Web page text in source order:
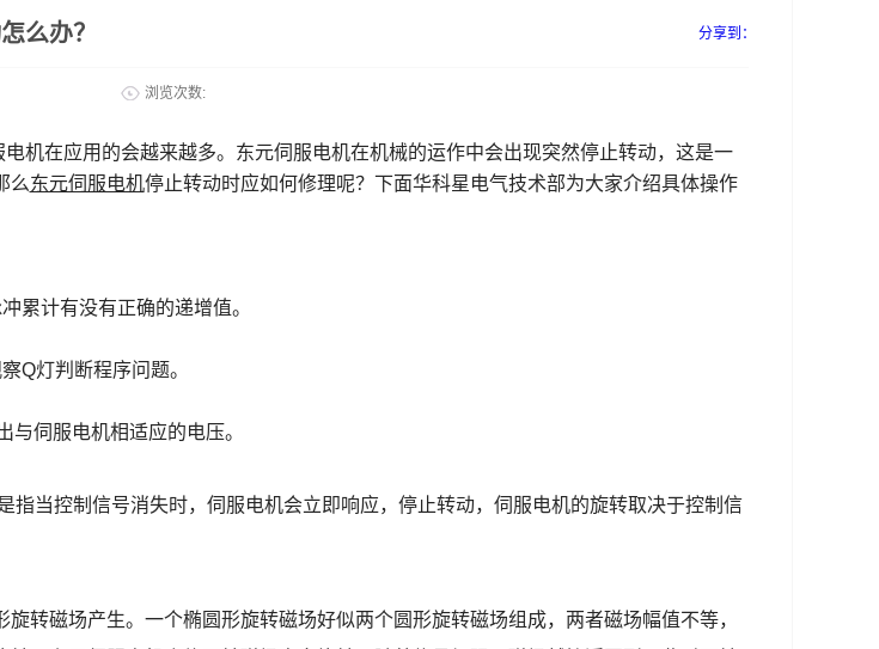
么办？
浏览次数:
分享到：
机在应用的会越来越多。东元伺服电机在机械的运作中会出现突然停止转动，这是一
么东元伺服电机停止转动时应如何修理呢？下面华科星电气技术部为大家介绍具体操作
累计有没有正确的递增值。
Q灯判断程序问题。
与伺服电机相适应的电压。
指当控制信号消失时，伺服电机会立即响应，停止转动，伺服电机的旋转取决于控制信
转磁场产生。一个椭圆形旋转磁场好似两个圆形旋转磁场组成，两者磁场幅值不等，